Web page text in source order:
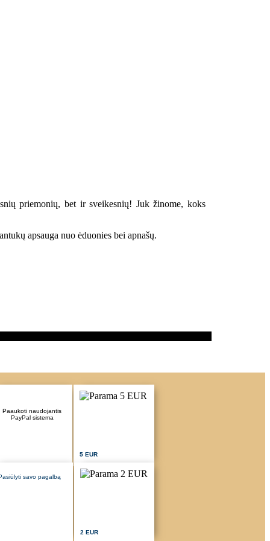
priemonių, bet ir sveikesnių! Juk žinome, koks
apsauga nuo ėduonies bei apnašų.
Paaukoti naudojantis
PayPal sistema
5 EUR
savo pagalbą
2 EUR